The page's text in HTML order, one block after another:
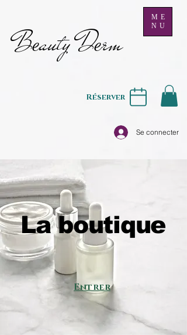
Beauty Derm
ME
NU
Se connecter
Réserver
La boutique
Entrer